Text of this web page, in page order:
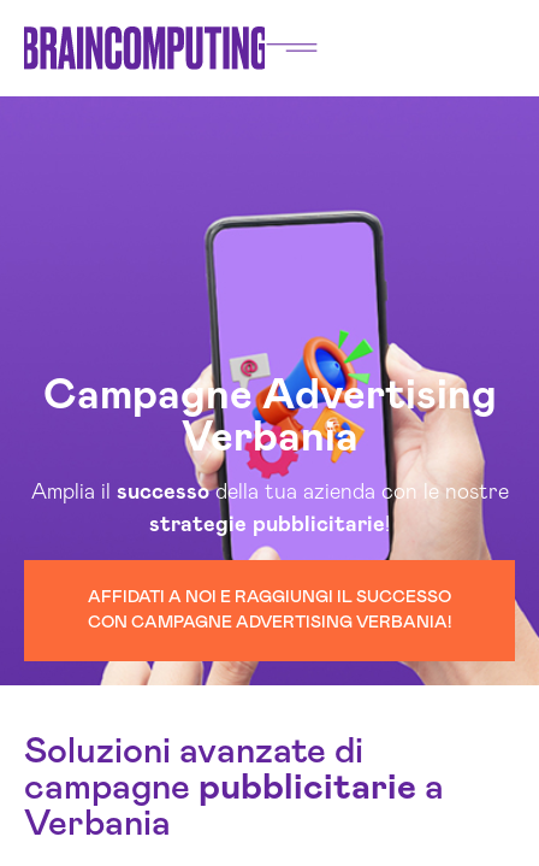
Campagne Advertising
Verbania
Amplia il successodella tua azienda con le nostre
strategie pubblicitarie!
AFFIDATI A NOI E RAGGIUNGI IL SUCCESSO
CON CAMPAGNE ADVERTISING VERBANIA!
Soluzioni avanzate di
campagne pubblicitarie a
Verbania